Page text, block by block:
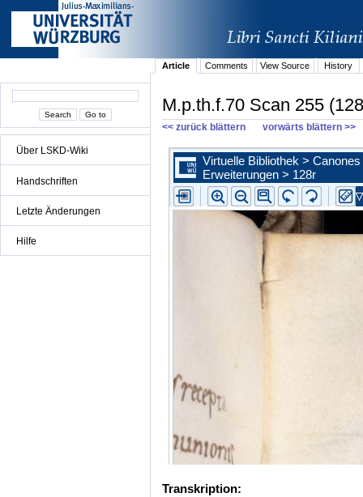
Über LSKD-Wiki
Handschriften
Letzte Änderungen
Hilfe
Article Comments View Source History
M.p.th.f.70 Scan 255
<< zurück blättern vorwärts blättern >>
Transkription: